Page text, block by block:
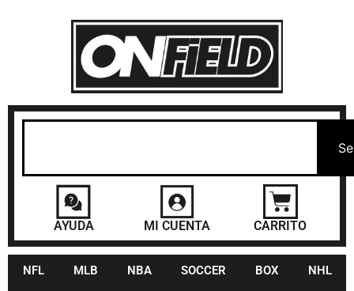
AYUDA MI CUENTA CARRITO
NFL MLB NBA SOCCER BOX NHL